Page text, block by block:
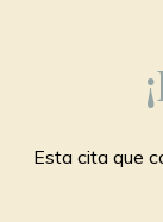
¡
Esta cita que